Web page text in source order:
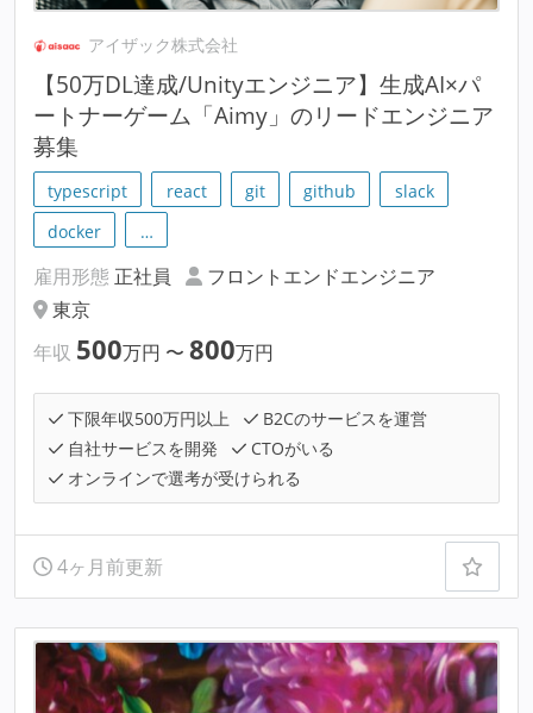
アイザック株式会社
【50万DL達成/Unityエンジニア】生成AI×パ
ートナーゲーム「Aimy」のリードエンジニア
募集
typescript react git github
slack
docker
…
雇用形態 正社員
フロントエンドエンジニア
東京
年収 500万円 〜 800万円
下限年収500万円以上
B2Cのサービスを運営
自社サービスを開発
CTOがいる
オンラインで選考が受けられる
4ヶ月前更新